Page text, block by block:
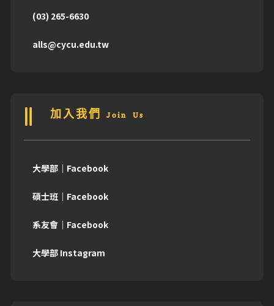
(03) 265-6630
alls@cycu.edu.tw
加入我們 Join Us
大學部｜Facebook
碩士班｜Facebook
系友會｜Facebook
大學部 Instagram